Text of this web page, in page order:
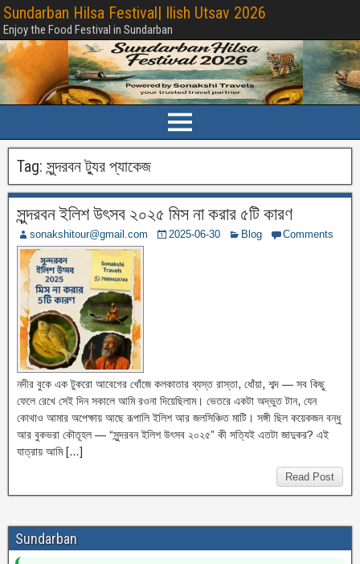
Sundarban Hilsa Festival| Ilish Utsav 2026
Enjoy the Food Festival in Sundarban
Tag: সুন্দরবন ট্যুর প্যাকেজ
সুন্দরবন ইলিশ উৎসব ২০২৫ মিস না করার ৫টি কারণ
sonakshitour@gmail.com 2025-06-30 Blog Comments
নদীর বুকে এক টুকরো আবেগের খোঁজে কলকাতার ব্যস্ত রাস্তা, ধোঁয়া, শব্দ — সব কিছু
ফেলে রেখে সেই দিন সকালে আমি রওনা দিয়েছিলাম। ভেতরে একটা অদ্ভুত টান, যেন
কোথাও আমার অপেক্ষায় আছে রূপালি ইলিশ আর জলসিঞ্চিত মাটি। সঙ্গী ছিল কয়েকজন বন্ধু
আর বুকভরা কৌতূহল — “সুন্দরবন ইলিশ উৎসব ২০২৫” কী সত্যিই এতটা জাদুকর? এই
যাত্রায় আমি […]
Read Post
Sundarban